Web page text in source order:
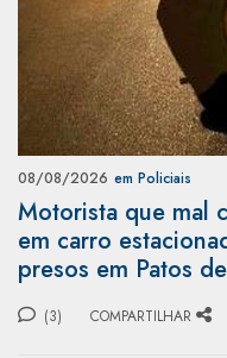
08/08/2026 em Policiais
Motorista que mal
em carro
presos em Patos
(3) COMPARTILHAR